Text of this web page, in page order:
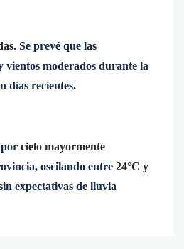
. Se prevé que las
vientos moderados durante la
días recientes.
por cielo mayormente
oscilando entre 24°C y
expectativas de lluvia